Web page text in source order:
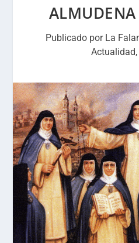
Publicado por La
Actualidad,